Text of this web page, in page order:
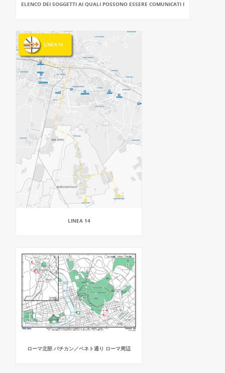
ELENCO DEI SOGGETTI AI QUALI POSSONO ESSERE COMUNICATI I
LINEA 14
ローマ北部 バチカン／ベネト通り ローマ周辺